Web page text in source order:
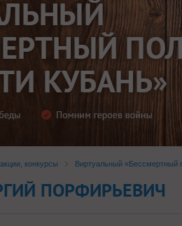
конкурсы Виртуальный «Бессмертный
ПОРФИРЬЕВИЧ